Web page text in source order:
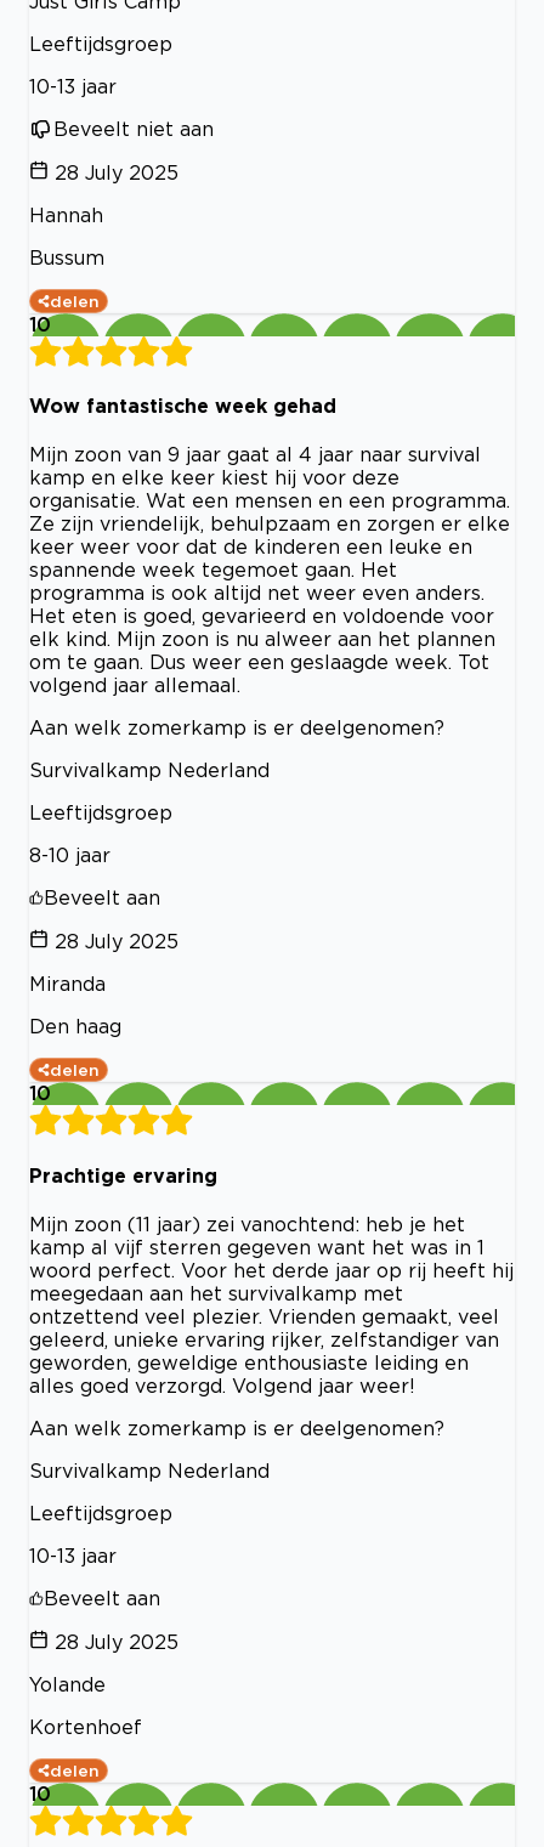
Leeftijdsgroep
10-13 jaar
Beveelt niet aan
28 July 2025
Hannah
Bussum
delen
10
Wow fantastische week gehad
Mijn zoon van 9 jaar gaat al 4 jaar naar survival
kamp en elke keer kiest hij voor deze
organisatie. Wat een mensen en een programma.
Ze zijn vriendelijk, behulpzaam en zorgen er elke
keer weer voor dat de kinderen een leuke en
spannende week tegemoet gaan. Het
programma is ook altijd net weer even anders.
Het eten is goed, gevarieerd en voldoende voor
elk kind. Mijn zoon is nu alweer aan het plannen
om te gaan. Dus weer een geslaagde week. Tot
volgend jaar allemaal.
Aan welk zomerkamp is er deelgenomen?
Survivalkamp Nederland
Leeftijdsgroep
8-10 jaar
Beveelt aan
28 July 2025
Miranda
Den haag
delen
10
Prachtige ervaring
Mijn zoon (11 jaar) zei vanochtend: heb je het
kamp al vijf sterren gegeven want het was in 1
woord perfect. Voor het derde jaar op rij heeft hij
meegedaan aan het survivalkamp met
ontzettend veel plezier. Vrienden gemaakt, veel
geleerd, unieke ervaring rijker, zelfstandiger van
geworden, geweldige enthousiaste leiding en
alles goed verzorgd. Volgend jaar weer!
Aan welk zomerkamp is er deelgenomen?
Survivalkamp Nederland
Leeftijdsgroep
10-13 jaar
Beveelt aan
28 July 2025
Yolande
Kortenhoef
delen
10